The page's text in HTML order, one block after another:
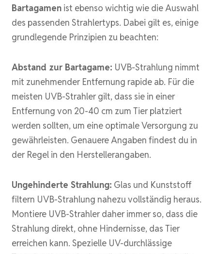
Bartagamen ist ebenso wichtig wie die Auswahl
des passenden Strahlertyps. Dabei gilt es, einige
grundlegende Prinzipien zu beachten:
Abstand zur Bartagame: UVB-Strahlung nimmt
mit zunehmender Entfernung rapide ab. Für die
meisten UVB-Strahler gilt, dass sie in einer
Entfernung von 20-40 cm zum Tier platziert
werden sollten, um eine optimale Versorgung zu
gewährleisten. Genauere Angaben findest du in
der Regel in den Herstellerangaben.
Ungehinderte Strahlung: Glas und Kunststoff
filtern UVB-Strahlung nahezu vollständig heraus.
Montiere UVB-Strahler daher immer so, dass die
Strahlung direkt, ohne Hindernisse, das Tier
erreichen kann. Spezielle UV-durchlässige